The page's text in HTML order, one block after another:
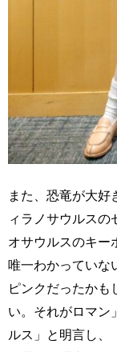
また、恐竜が大好
ィラノサウルスの
オサウルスのキー
唯一わかっていな
ピンクだったかも
い。それがロマン
ルス」と明言し、